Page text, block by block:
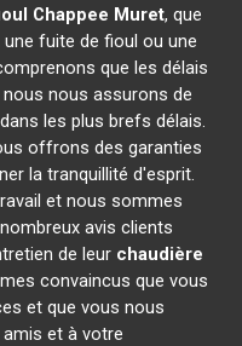
Chappee Muret, que
fuite de fioul ou une
que les délais
nous assurons de
les plus brefs délais.
offrons des garanties
la tranquillité d'esprit.
et nous sommes
avis clients
de leur chaudière
convaincus que vous
et que vous nous
et à votre